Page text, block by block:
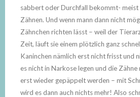
sabbert oder Durchfall bekommt- meist
Zähnen. Und wenn mann dann nicht
Zähnchen richten lässt – weil der
Zeit, läuft sie einem plötzlich ganz
Kaninchen nämlich erst nicht frisst und
es nicht in Narkose legen und die
erst wieder gepäppelt werden – mit
wird es dann auch nichts mehr! Also